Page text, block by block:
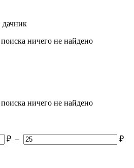
дачник
ничего не найдено
ничего не найдено
₽ – ₽